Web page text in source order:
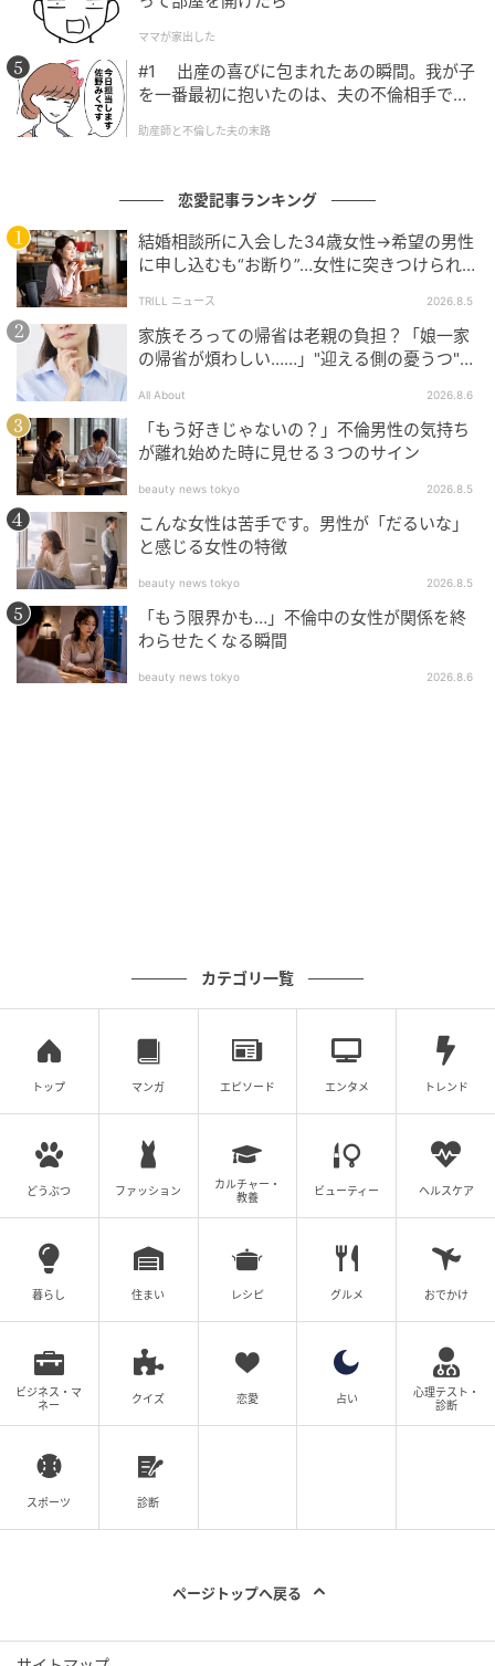
ママが家出した
#1 出産の喜びに包まれたあの瞬間。我が子
を一番最初に抱いたのは、夫の不倫相手でし
助産師と不倫した夫の末路
恋愛記事ランキング
結婚相談所に入会した34歳女性→希望の男性
に申し込むも“お断り”…女性に突きつけられた
TRILL ニュース 2026.8.5
家族そろっての帰省は老親の負担？「娘一家
の帰省が煩わしい……」"迎える側の憂うつ"の
All About 2026.8.6
「もう好きじゃないの？」不倫男性の気持ち
が離れ始めた時に見せる３つのサイン
beauty news tokyo 2026.8.5
こんな女性は苦手です。男性が「だるいな」
と感じる女性の特徴
beauty news tokyo 2026.8.5
「もう限界かも…」不倫中の女性が関係を終
わらせたくなる瞬間
beauty news tokyo 2026.8.6
カテゴリ一覧
トップ マンガ エピソード エンタメ トレンド
どうぶつ ファッション
カルチャー・
教養
ビューティー ヘルスケア
暮らし 住まい レシピ グルメ おでかけ
ビジネス・マ
ネー
クイズ 恋愛 占い
心理テスト・
診断
スポーツ 診断
ページトップへ戻る